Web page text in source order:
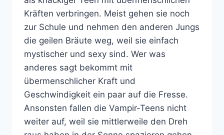
Kräften verbringen. Meist gehen sie noch
zur Schule und nehmen den anderen Jungs
die geilen Bräute weg, weil sie einfach
mystischer und sexy sind. Wer was
anderes sagt bekommt mit
übermenschlicher Kraft und
Geschwindigkeit ein paar auf die Fresse.
Ansonsten fallen die Vampir-Teens nicht
weiter auf, weil sie mittlerweile den Dreh